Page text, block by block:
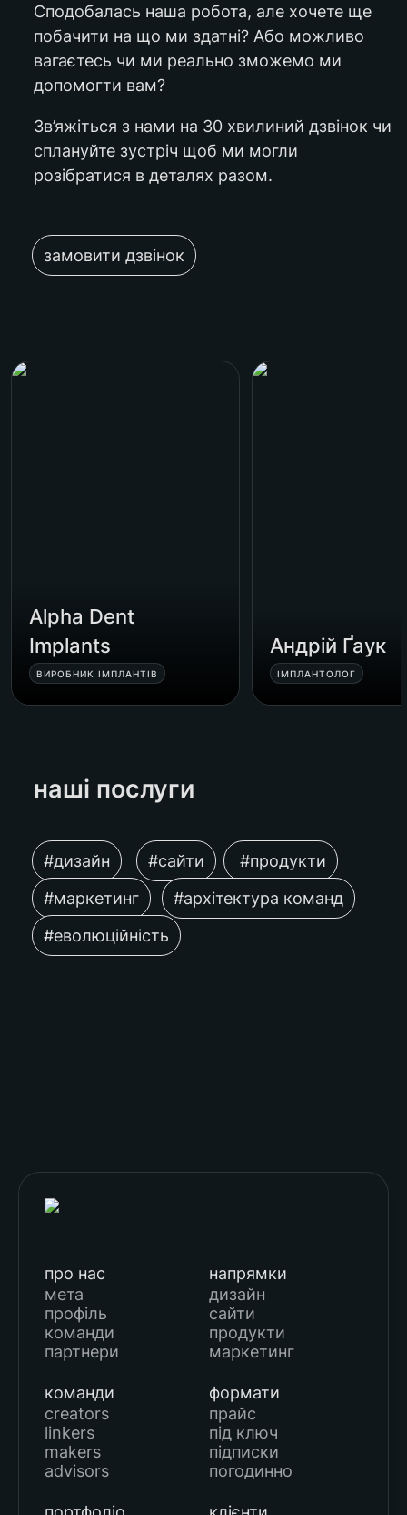
Сподобалась наша робота, але хочете ще
побачити на що ми здатні? Або можливо
вагаєтесь чи ми реально зможемо ми
допомогти вам?
Зв’яжіться з нами на 30 хвилиний дзвінок чи
сплануйте зустріч щоб ми могли
розібратися в деталях разом.
замовити дзвінок
Alpha Dent Implants
Alpha Dent
Implants
ВИРОБНИК ІМПЛАНТІВ
Андрій Ґаук
Андрій Ґаук
ІМПЛАНТОЛОГ
наші послуги
#дизайн #сайти
#продукти
#маркетинг
#архітектура команд
#еволюційність
про нас
мета
профіль
команди
партнери
напрямки
дизайн
сайти
продукти
маркетинг
команди
creators
linkers
makers
advisors
формати
прайс
під ключ
підписки
погодинно